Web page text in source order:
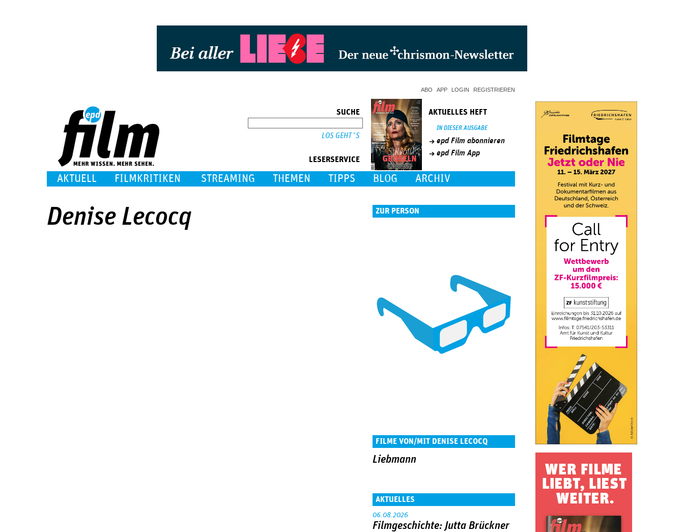
ABO APP LOGIN REGISTRIEREN
SUCHE
LESERSERVICE
AKTUELLES HEFT
IN DIESER AUSGABE
epd Film abonnieren
epd Film App
AKTUELL FILMKRITIKEN STREAMING THEMEN TIPPS BLOG ARCHIV
Denise Lecocq ZUR PERSON
FILME VON/MIT DENISE LECOCQ
Liebmann
AKTUELLES
06.08.2026
Filmgeschichte: Jutta Brückner